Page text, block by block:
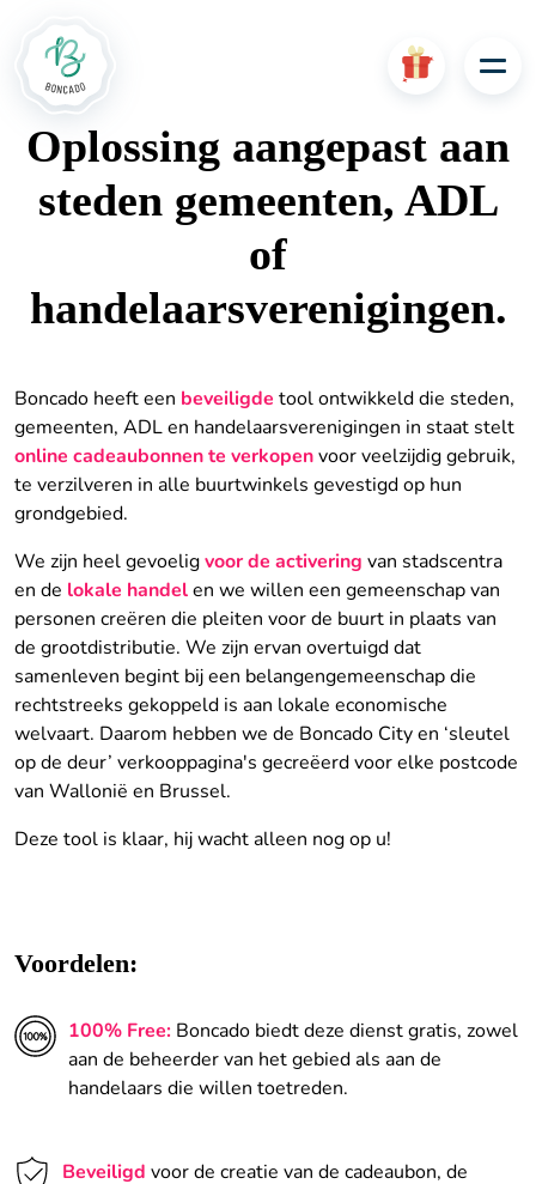
Oplossing aangepast aan
steden gemeenten, ADL
of
handelaarsverenigingen.
Boncado heeft een beveiligde tool ontwikkeld die steden,
gemeenten, ADL en handelaarsverenigingen in staat stelt
online cadeaubonnen te verkopenvoor veelzijdig gebruik,
te verzilveren in alle buurtwinkels gevestigd op hun
grondgebied.
We zijn heel gevoeligvoor de activering van stadscentra
en de lokale handelen we willen een gemeenschap van
personen creëren die pleiten voor de buurt in plaats van
de grootdistributie. We zijn ervan overtuigd dat
samenleven begint bij een belangengemeenschap die
rechtstreeks gekoppeld is aan lokale economische
welvaart. Daarom hebben we de Boncado City en ‘sleutel
op de deur’ verkooppagina's gecreëerd voor elke postcode
van Wallonië en Brussel.
Deze tool is klaar, hij wacht alleen nog op u!
Voordelen:
100% Free: Boncado biedt deze dienst gratis, zowel
aan de beheerder van het gebied als aan de
handelaars die willen toetreden.
Beveiligd voor de creatie van de cadeaubon, de